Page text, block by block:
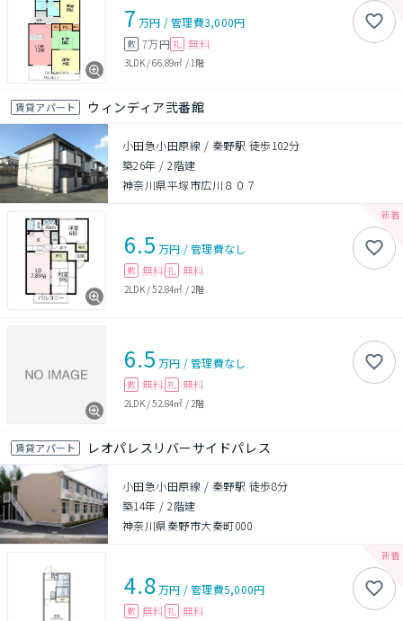
7 万円 /管理費3,000円
敷 7万円 礼 無料
3LDK/66.89㎡ / 1階
賃貸アパート ウィンディア弐番館
小田急小田原線 / 秦野駅 徒歩102分
築26年 /2階建
神奈川県平塚市広川８０７
6.5 万円 /管理費なし
敷 無料 礼 無料
2LDK/52.84㎡ / 2階
6.5 万円 /管理費なし
敷 無料 礼 無料
2LDK/52.84㎡ / 2階
賃貸アパート レオパレスリバーサイドパレス
小田急小田原線 / 秦野駅 徒歩8分
築14年 /2階建
神奈川県秦野市大秦町000
4.8万円 /管理費5,000円
敷 無料 礼 無料